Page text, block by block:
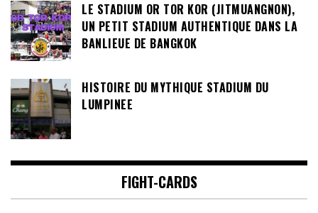
LE STADIUM OR TOR KOR (JITMUANGNON),
UN PETIT STADIUM AUTHENTIQUE DANS LA
BANLIEUE DE BANGKOK
HISTOIRE DU MYTHIQUE STADIUM DU
LUMPINEE
FIGHT-CARDS